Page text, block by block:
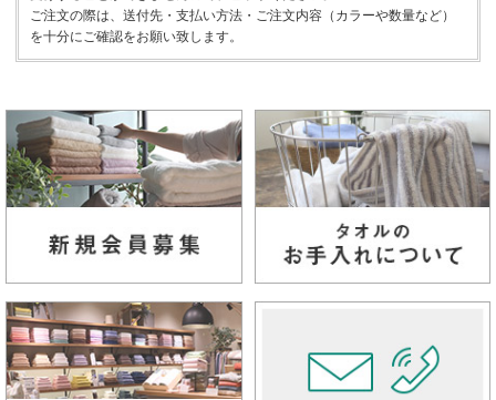
ご注文の際は、送付先・支払い方法・ご注文内容（カラーや数量など）
を十分にご確認をお願い致します。